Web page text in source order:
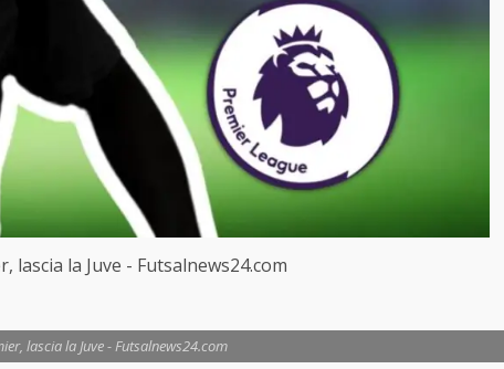
lascia la Juve - Futsalnews24.com
lascia la Juve - Futsalnews24.com